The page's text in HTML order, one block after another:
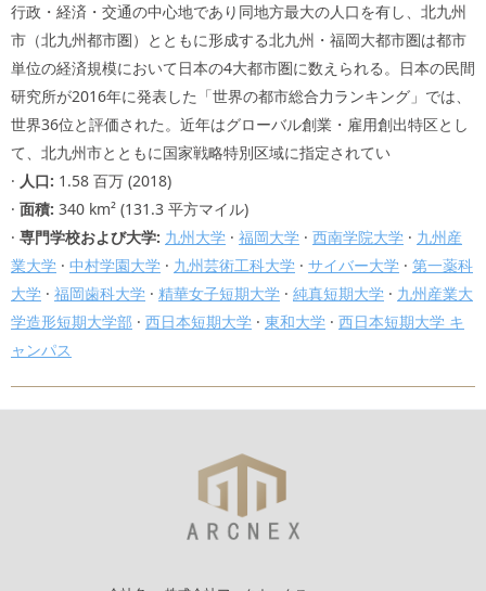
行政・経済・交通の中心地であり同地方最大の人口を有し、北九州
市（北九州都市圏）とともに形成する北九州・福岡大都市圏は都市
単位の経済規模において日本の4大都市圏に数えられる。日本の民間
研究所が2016年に発表した「世界の都市総合力ランキング」では、
世界36位と評価された。近年はグローバル創業・雇用創出特区とし
て、北九州市とともに国家戦略特別区域に指定されてい
· 人口: 1.58 百万 (2018)
· 面積: 340 km² (131.3 平方マイル)
· 専門学校および大学: 九州大学 · 福岡大学 · 西南学院大学 · 九州産
業大学 · 中村学園大学 · 九州芸術工科大学 · サイバー大学 · 第一薬科
大学 · 福岡歯科大学 · 精華女子短期大学 · 純真短期大学 · 九州産業大
学造形短期大学部 · 西日本短期大学 · 東和大学 · 西日本短期大学 キ
ャンパス